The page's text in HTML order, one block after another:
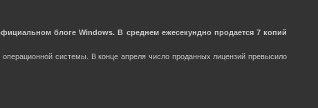
блоге Windows. В среднем ежесекундно продается 7 копий
системы. В конце апреля число проданных лицензий превысило